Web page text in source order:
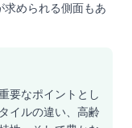
求められる側面もあ
要なポイントとし
イルの違い、高齢